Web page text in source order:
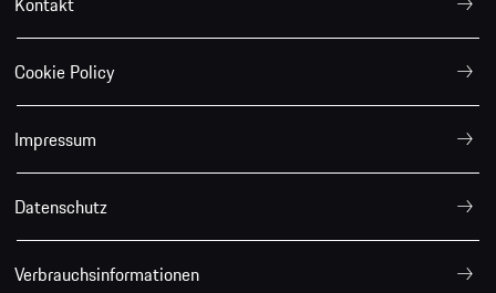
Cookie Policy
Impressum
Datenschutz
Verbrauchsinformationen